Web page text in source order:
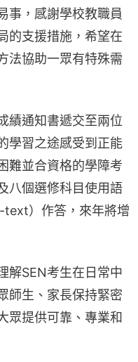
事，感謝學校教職員
的支援措施，希望在
法協助一眾有特殊需
績通知書遞交至兩位
學習之途感受到正能
難並合資格的學障考
八個選修科目使用語
）作答，來年將增
解SEN考生在日常中
師生、家長保持緊密
眾提供可靠、專業和